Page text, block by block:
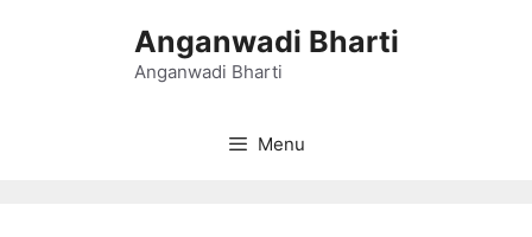
Anganwadi Bharti
Anganwadi Bharti
Menu